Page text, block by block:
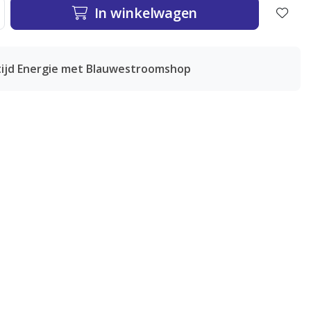
In winkelwagen
Energie met Blauwestroomshop